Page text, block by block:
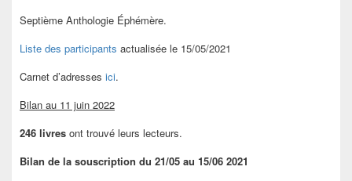
Septième Anthologie Éphémère.
Liste des participants actualisée le 15/05/2021
Carnet d’adresses ici.
Bilan au 11 juin 2022
246 livres ont trouvé leurs lecteurs.
Bilan de la souscription du 21/05 au 15/06 2021